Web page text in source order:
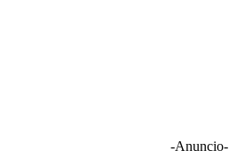
-Anuncio-